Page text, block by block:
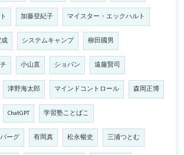
加藤登紀子 マイスター・エックハルト
システムキャンプ 柳田國男
小山直 ショパン 遠藤賢司
津野海太郎 マインドコントロール 森岡正博
ChatGPT 学習塾ことばこ
ーグ 有岡真 松永暢史 三浦つとむ